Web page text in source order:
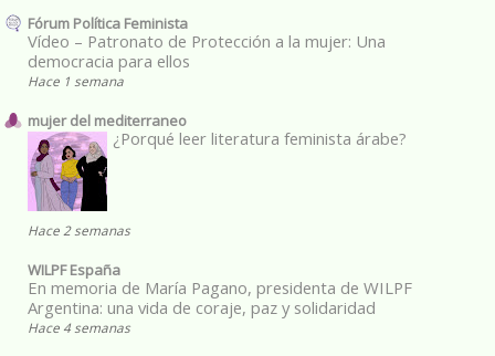
Fórum Política Feminista
Vídeo – Patronato de Protección a la mujer: Una
democracia para ellos
Hace 1 semana
mujer del mediterraneo
¿Porqué leer literatura feminista árabe?
Hace 2 semanas
WILPF España
En memoria de María Pagano, presidenta de WILPF
Argentina: una vida de coraje, paz y solidaridad
Hace 4 semanas